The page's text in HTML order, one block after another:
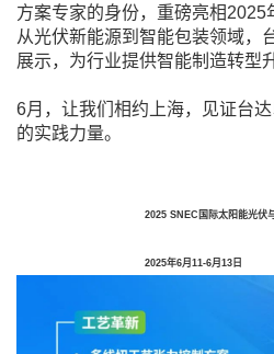
方案专家的身份，重磅亮相2025
从光伏新能源到智能包装领域，
展示，为行业提供智能制造转型
6月，让我们相约上海，见证台
的实践力量。
2025 SNEC国际太阳能光伏
2025年6月11-6月13日